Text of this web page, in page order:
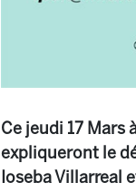
Ce jeudi 17 Mars
expliqueront le
Ioseba Villarreal